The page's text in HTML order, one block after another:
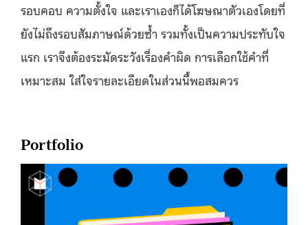
รอบคอบ ความตั้งใจ และเราเองก็ได้โฆษณาตัวเองโดยที่
ยังไม่ถึงรอบสัมภาษณ์ด้วยซ้ำ รวมทั้งเป็นความประทับใจ
แรก เราจึงต้องระมัดระวังเรื่องคำผิด การเลือกใช้คำที่
เหมาะสม ใส่ใจรายละเอียดในส่วนนี้พอสมควร
Portfolio